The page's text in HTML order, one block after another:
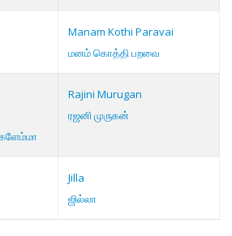
Manam Kothi Paravai
மனம் கொத்தி பறவை
Rajini Murugan
ரஜனி முருகன்
Jilla
ஜில்லா